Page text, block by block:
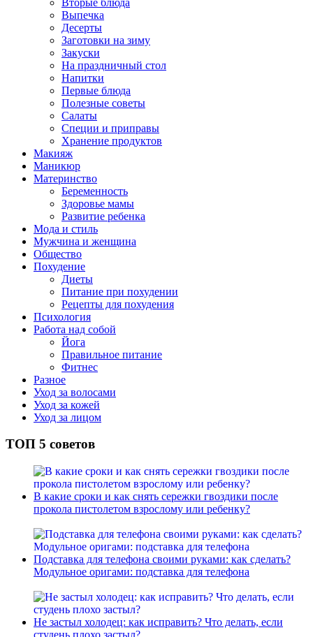
Выпечка
Десерты
Заготовки на зиму
Закуски
На праздничный стол
Напитки
Первые блюда
Полезные советы
Салаты
Специи и приправы
Хранение продуктов
Макияж
Маникюр
Материнство
Беременность
Здоровье мамы
Развитие ребенка
Мода и стиль
Мужчина и женщина
Общество
Похудение
Диеты
Питание при похудении
Рецепты для похудения
Психология
Работа над собой
Йога
Правильное питание
Фитнес
Разное
Уход за волосами
Уход за кожей
Уход за лицом
ТОП 5 советов
В какие сроки и как снять сережки гвоздики после
прокола пистолетом взрослому или ребенку?
Подставка для телефона своими руками: как сделать?
Модульное оригами: подставка для телефона
Не застыл холодец: как исправить? Что делать, если
студень плохо застыл?